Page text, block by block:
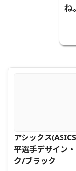
ね。
アシックス
平選手デザイン
ク/ブラック